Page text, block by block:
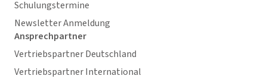
Schulungstermine
Newsletter Anmeldung
Ansprechpartner
Vertriebspartner Deutschland
Vertriebspartner International